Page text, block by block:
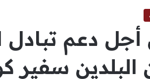
دعم تبادل
البلدين سفير